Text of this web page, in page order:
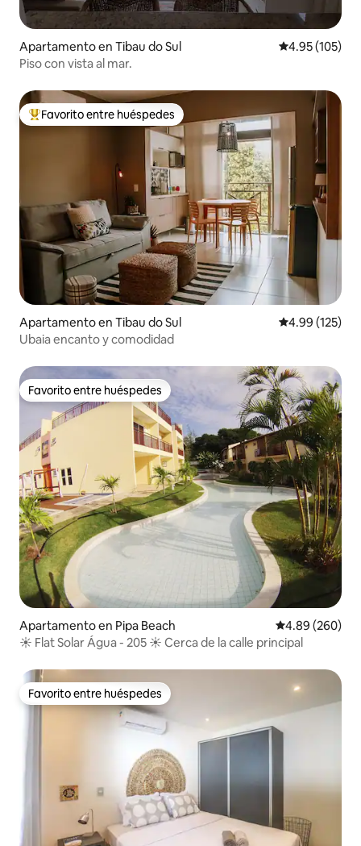
Apartamento en Tibau do Sul Calificación
4.95 (105)
Piso con vista al mar.
Favorito entre huéspedes preferido
Favorito entre huéspedes
Apartamento en Tibau do Sul Calificación
4.99 (125)
Ubaia encanto y comodidad
Favorito entre huéspedes
Favorito entre huéspedes
Apartamento en Pipa Beach Calificación
4.89 (260)
☀ Flat Solar Água - 205 ☀ Cerca de la calle principal
Favorito entre huéspedes
Favorito entre huéspedes